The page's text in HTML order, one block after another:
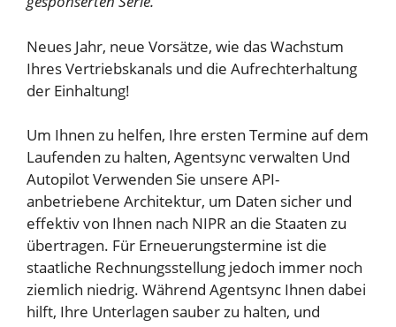
Neues Jahr, neue Vorsätze, wie das Wachstum
Ihres Vertriebskanals und die Aufrechterhaltung
der Einhaltung!
Um Ihnen zu helfen, Ihre ersten Termine auf dem
Laufenden zu halten, Agentsync verwalten Und
AutopilotVerwenden Sie unsere API-
anbetriebene Architektur, um Daten sicher und
effektiv von Ihnen nach NIPR an die Staaten zu
übertragen. Für Erneuerungstermine ist die
staatliche Rechnungsstellung jedoch immer noch
ziemlich niedrig. Während Agentsync Ihnen dabei
hilft, Ihre Unterlagen sauber zu halten, und